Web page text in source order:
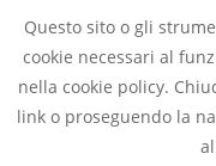
Questo sito o gli
cookie necessari al
nella cookie policy.
link o proseguendo la